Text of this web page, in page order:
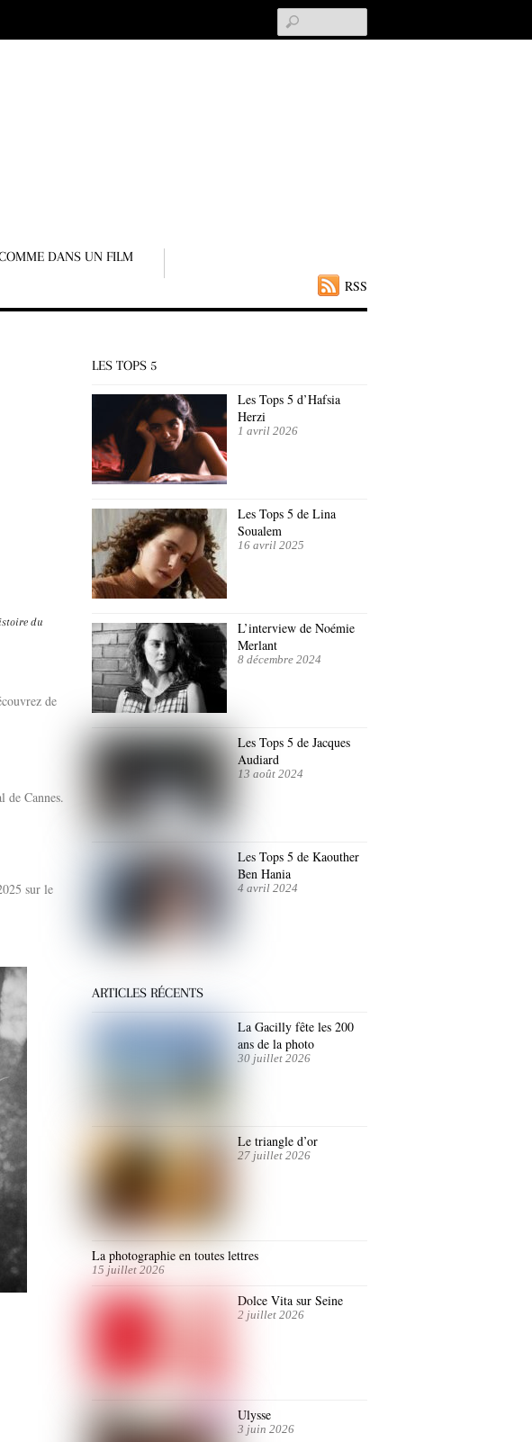
RSS
DANS UN FILM
du
de
de Cannes.
sur le
LES TOPS 5
Les Tops 5 d’Hafsia
Herzi
1 avril 2026
Les Tops 5 de Lina
Soualem
16 avril 2025
L’interview de Noémie
Merlant
8 décembre 2024
Les Tops 5 de Jacques
Audiard
13 août 2024
Les Tops 5 de Kaouther
Ben Hania
4 avril 2024
ARTICLES RÉCENTS
La Gacilly fête les 200
ans de la photo
30 juillet 2026
Le triangle d’or
27 juillet 2026
La photographie en toutes lettres
15 juillet 2026
Dolce Vita sur Seine
2 juillet 2026
Ulysse
3 juin 2026